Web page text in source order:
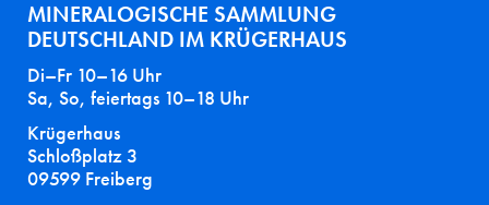
MINERALOGISCHE SAMMLUNG
DEUTSCHLAND IM KRÜGERHAUS
Di–Fr 10–16 Uhr
Sa, So, feiertags 10–18 Uhr
Krügerhaus
Schloßplatz 3
09599 Freiberg